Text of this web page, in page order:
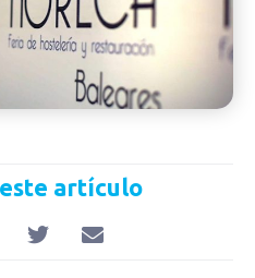
artículo